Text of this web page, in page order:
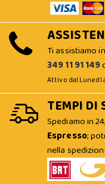
Ti assistiamo
349 11 91 149
Attivo dal Lunedì
TEMPI DI
Spediamo in
Espresso;
nella